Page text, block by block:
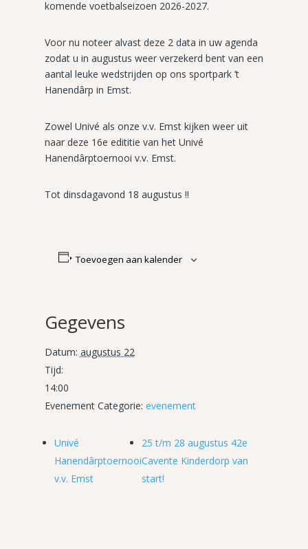
komende voetbalseizoen 2026-2027.
Voor nu noteer alvast deze 2 data in uw agenda
zodat u in augustus weer verzekerd bent van een
aantal leuke wedstrijden op ons sportpark ’t
Hanendârp in Emst.
Zowel Univé als onze v.v. Emst kijken weer uit
naar deze 16e edititie van het Univé
Hanendârptoernooi v.v. Emst.
Tot dinsdagavond 18 augustus !!
Toevoegen aan kalender
Gegevens
Datum: augustus 22
Tijd:
14:00
Evenement Categorie: evenement
Univé
Hanendârptoernooi
v.v. Emst
25 t/m 28 augustus 42e
Cavente Kinderdorp van
start!